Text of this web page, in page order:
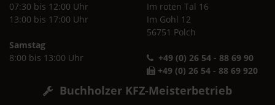
07:30 bis 12:00 Uhr
13:00 bis 17:00 Uhr
Samstag
8:00 bis 13:00 Uhr
Im roten Tal 16
Im Gohl 12
56751 Polch
+49 (0) 26 54 - 88 69 90
+49 (0) 26 54 - 88 69 920
Buchholzer KFZ-Meisterbetrieb